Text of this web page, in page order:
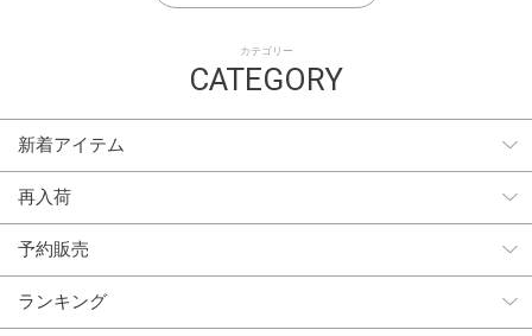
カテゴリー
CATEGORY
新着アイテム
再入荷
予約販売
ランキング